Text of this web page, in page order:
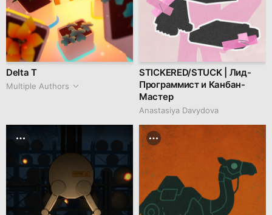
Delta T
Multiple Authors
STICKERED/STUCK | Лид-
Программист и Канбан-
Мастер
Anastasiya Davydova